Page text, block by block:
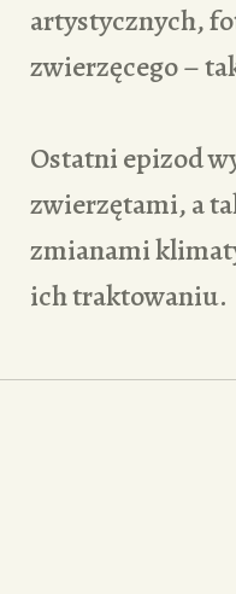
artystycznych,
zwierzęcego –
Ostatni epizod
zwierzętami, a
zmianami
ich traktowaniu.